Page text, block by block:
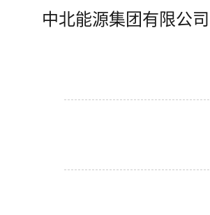
中北能源集团有限公司